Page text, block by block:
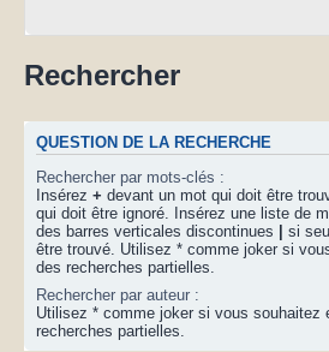
Rechercher
QUESTION DE LA RECHERCHE
Rechercher par mots-clés :
Insérez + devant un mot qui doit être
qui doit être ignoré. Insérez une liste de
des barres verticales discontinues
si
être trouvé. Utilisez * comme joker si
des recherches partielles.
Rechercher par auteur :
Utilisez * comme joker si vous souhaitez
recherches partielles.